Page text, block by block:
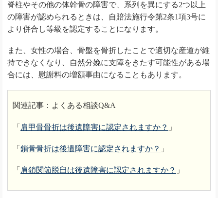
脊柱やその他の体幹骨の障害で、系列を異にする2つ以上
の障害が認められるときは、自賠法施行令第2条1項3号に
より併合し等級を認定することになります。
また、女性の場合、骨盤を骨折したことで適切な産道が維
持できなくなり、自然分娩に支障をきたす可能性がある場
合には、慰謝料の増額事由になることもあります。
関連記事：よくある相談Q&A
「 肩甲骨骨折は後遺障害に認定されますか？ 」
「 鎖骨骨折は後遺障害に認定されますか？ 」
「 肩鎖関節脱臼は後遺障害に認定されますか？ 」